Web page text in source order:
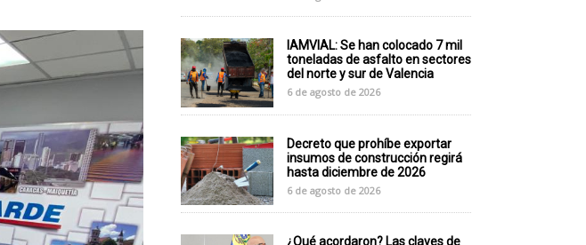
IAMVIAL: Se han colocado 7 mil
toneladas de asfalto en sectores
del norte y sur de Valencia
6 de agosto de 2026
Decreto que prohíbe exportar
insumos de construcción regirá
hasta diciembre de 2026
6 de agosto de 2026
¿Qué acordaron? Las claves de